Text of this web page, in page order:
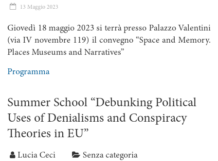
13 Maggio 2023
Giovedì 18 maggio 2023 si terrà presso Palazzo Valentini
(via IV novembre 119) il convegno “Space and Memory.
Places Museums and Narratives”
Programma
Summer School “Debunking Political
Uses of Denialisms and Conspiracy
Theories in EU”
Lucia Ceci Senza categoria